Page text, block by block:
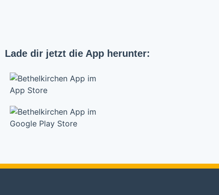
Lade dir jetzt die App herunter: